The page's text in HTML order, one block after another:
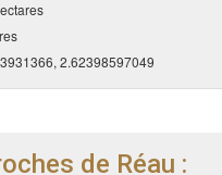
2.62398597049
de Réau :